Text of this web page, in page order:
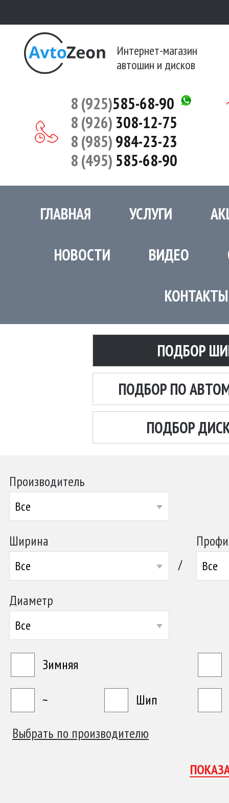
Интернет-магазин
автошин и дисков
8 (925)585-68-90
8 (926) 308-12-75
8 (985)984-23-23
8 (495)585-68-90
ГЛАВНАЯ УСЛУГИ
НОВОСТИ ВИДЕО
КОНТАКТЫ
ПОДБОР
ПОДБОР ПО
ПОДБОР
Производитель
Все
Ширина
Все / Все
Диаметр
Все
Зимняя
~
Шип
Выбрать по производителю